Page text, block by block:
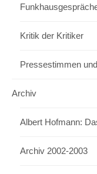
Kritik der Kritiker
Pressestimmen
Archiv
Albert Hofmann:
Archiv 2002-2003